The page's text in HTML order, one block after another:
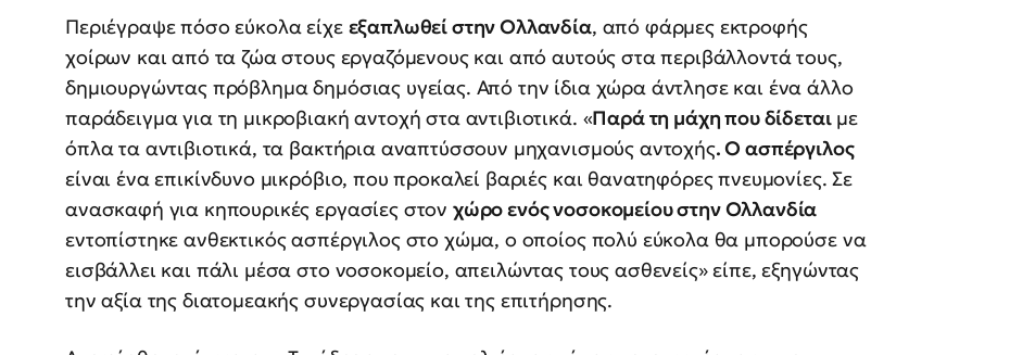
Περιέγραψε πόσο εύκολα είχε εξαπλωθεί στην Ολλανδία, από φάρμες εκτροφής
χοίρων και από τα ζώα στους εργαζόμενους και από αυτούς στα περιβάλλοντά τους,
δημιουργώντας πρόβλημα δημόσιας υγείας. Από την ίδια χώρα άντλησε και ένα άλλο
παράδειγμα για τη μικροβιακή αντοχή στα αντιβιοτικά. «Παρά τη μάχη που δίδεταιμε
όπλα τα αντιβιοτικά, τα βακτήρια αναπτύσσουν μηχανισμούς αντοχής. Ο ασπέργιλος
είναι ένα επικίνδυνο μικρόβιο, που προκαλεί βαριές και θανατηφόρες πνευμονίες. Σε
ανασκαφή για κηπουρικές εργασίες στον χώρο ενός νοσοκομείου στην Ολλανδία
εντοπίστηκε ανθεκτικός ασπέργιλος στο χώμα, ο οποίος πολύ εύκολα θα μπορούσε να
εισβάλλει και πάλι μέσα στο νοσοκομείο, απειλώντας τους ασθενείς» είπε, εξηγώντας
την αξία της διατομεακής συνεργασίας και της επιτήρησης.